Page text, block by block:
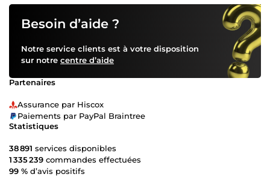
Besoin d’aide ?
Notre service clients est à votre disposition
sur notre centre d’aide
Partenaires
Assurance par Hiscox
Paiements par PayPal Braintree
Statistiques
38 891 services disponibles
1 335 239 commandes effectuées
99 % d’avis positifs